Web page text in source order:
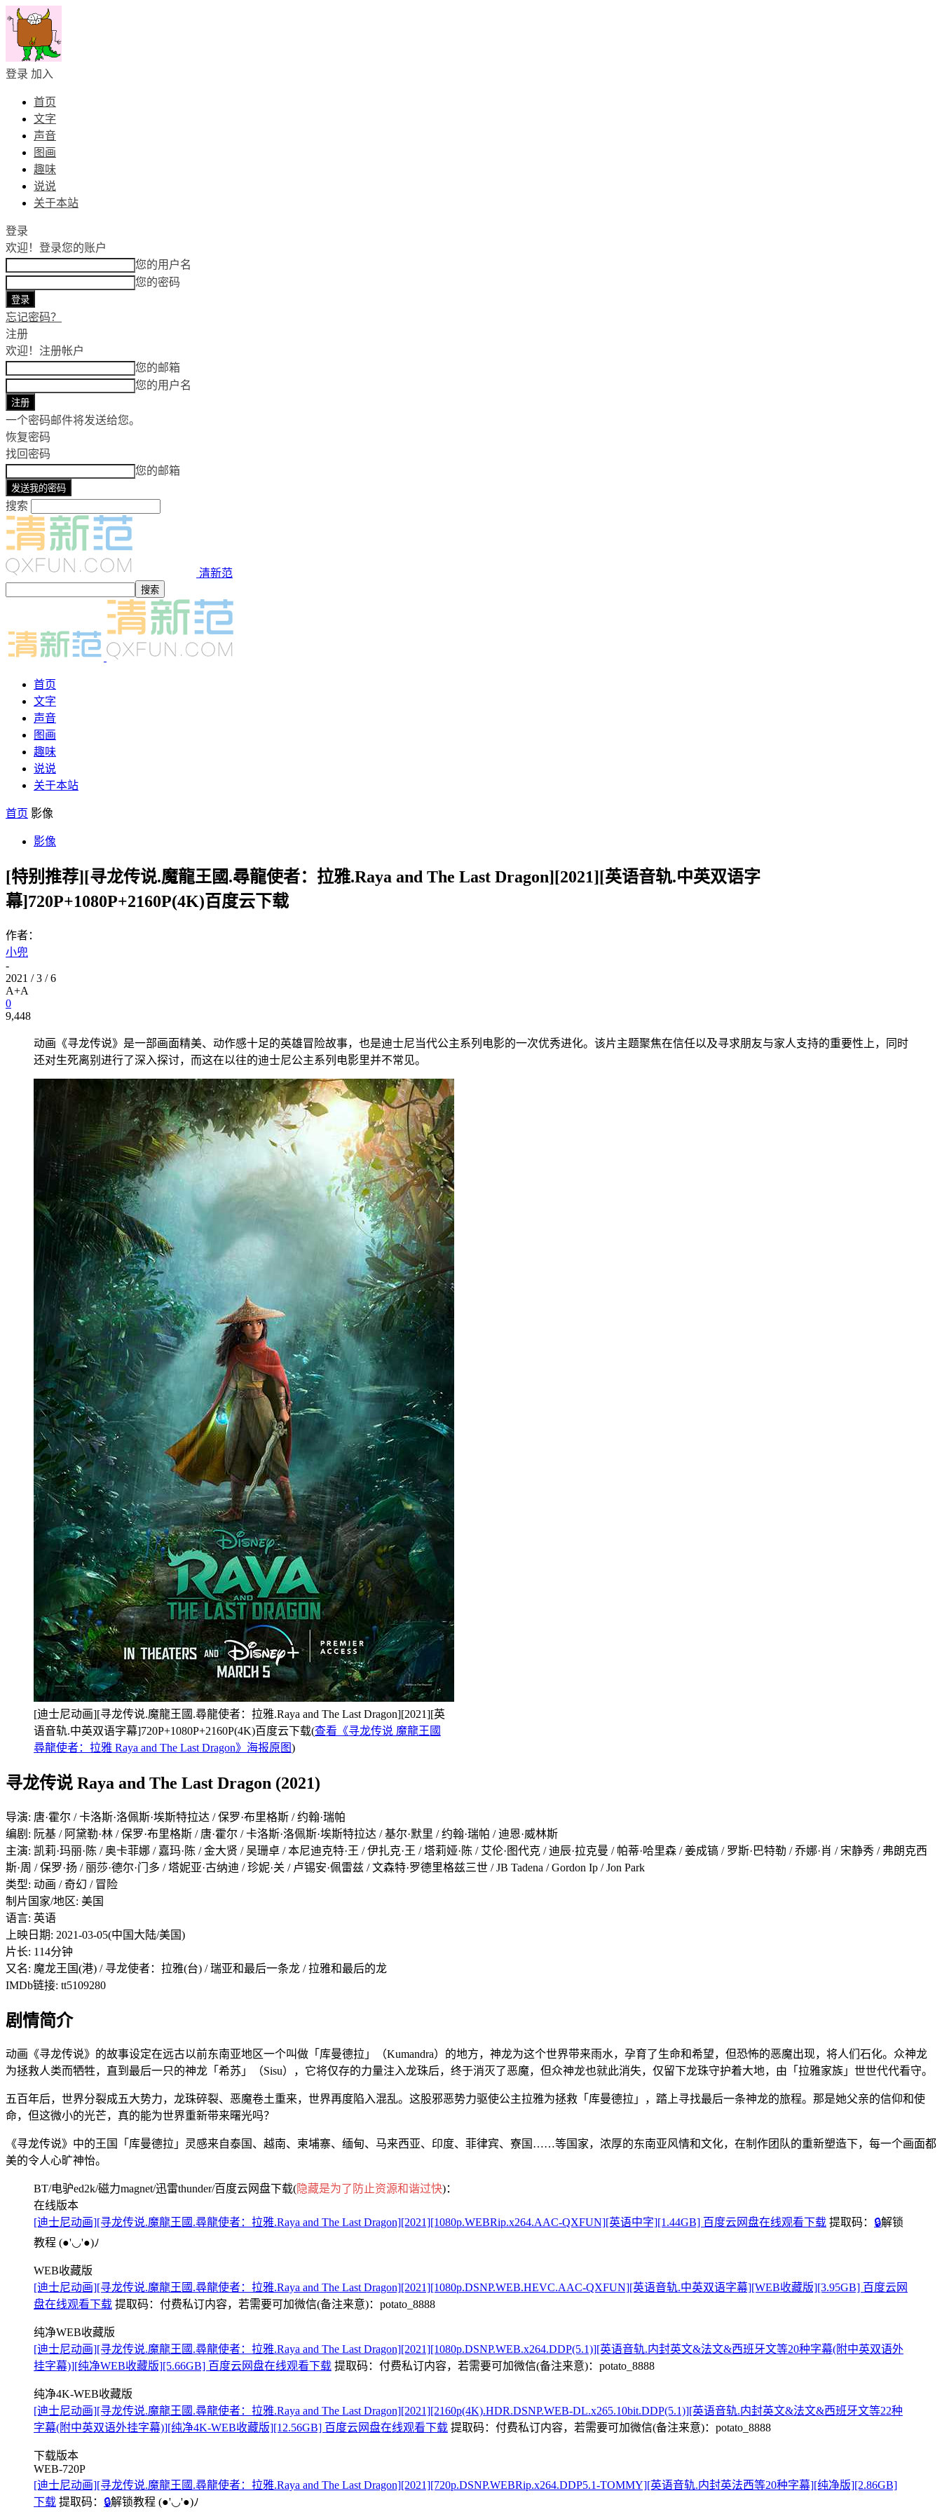
登录 加入
首页
文字
声音
图画
趣味
说说
关于本站
登录
欢迎！ 登录您的账户
您的用户名
您的密码
忘记密码？
注册
欢迎！ 注册帐户
您的邮箱
您的用户名
一个密码邮件将发送给您。
恢复密码
找回密码
您的邮箱
搜索
清新范
首页
文字
声音
图画
趣味
说说
关于本站
首页 影像
影像
[特别推荐][寻龙传说.魔龍王國.尋龍使者：拉雅.Raya and The Last Dragon][2021][英语音轨.中英双语字
幕]720P+1080P+2160P(4K)百度云下载
作者：
小兜
-
2021 / 3 / 6
A+A
0
9,448
动画《寻龙传说》是一部画面精美、动作感十足的英雄冒险故事，也是迪士尼当代公主系列电影的一次优秀进化。该片主题聚焦在信任以及寻求朋友与家人支持的重要性上，同时
还对生死离别进行了深入探讨，而这在以往的迪士尼公主系列电影里并不常见。
[迪士尼动画][寻龙传说.魔龍王國.尋龍使者：拉雅.Raya and The Last Dragon][2021][英
语音轨.中英双语字幕]720P+1080P+2160P(4K)百度云下载(查看《寻龙传说 魔龍王國
尋龍使者：拉雅 Raya and The Last Dragon》海报原图)
寻龙传说 Raya and The Last Dragon (2021)
导演: 唐·霍尔 / 卡洛斯·洛佩斯·埃斯特拉达 / 保罗·布里格斯 / 约翰·瑞帕
编剧: 阮基 / 阿黛勒·林 / 保罗·布里格斯 / 唐·霍尔 / 卡洛斯·洛佩斯·埃斯特拉达 / 基尔·默里 / 约翰·瑞帕 / 迪恩·威林斯
主演: 凯莉·玛丽·陈 / 奥卡菲娜 / 嘉玛·陈 / 金大贤 / 吴珊卓 / 本尼迪克特·王 / 伊扎克·王 / 塔莉娅·陈 / 艾伦·图代克 / 迪辰·拉克曼 / 帕蒂·哈里森 / 姜成镐 / 罗斯·巴特勒 / 乔娜·肖 / 宋静秀 / 弗朗克西
斯·周 / 保罗·扬 / 丽莎·德尔·门多 / 塔妮亚·古纳迪 / 珍妮·关 / 卢锡安·佩雷兹 / 文森特·罗德里格兹三世 / JB Tadena / Gordon Ip / Jon Park
类型: 动画 / 奇幻 / 冒险
制片国家/地区: 美国
语言: 英语
上映日期: 2021-03-05(中国大陆/美国)
片长: 114分钟
又名: 魔龙王国(港) / 寻龙使者：拉雅(台) / 瑞亚和最后一条龙 / 拉雅和最后的龙
IMDb链接: tt5109280
剧情简介
动画《寻龙传说》的故事设定在远古以前东南亚地区一个叫做「库曼德拉」（Kumandra）的地方，神龙为这个世界带来雨水，孕育了生命和希望，但恐怖的恶魔出现，将人们石化。众神龙
为拯救人类而牺牲，直到最后一只的神龙「希苏」（Sisu），它将仅存的力量注入龙珠后，终于消灭了恶魔，但众神龙也就此消失，仅留下龙珠守护着大地，由「拉雅家族」世世代代看守。
五百年后，世界分裂成五大势力，龙珠碎裂、恶魔卷土重来，世界再度陷入混乱。这股邪恶势力驱使公主拉雅为拯救「库曼德拉」，踏上寻找最后一条神龙的旅程。那是她父亲的信仰和使
命，但这微小的光芒，真的能为世界重新带来曙光吗？
《寻龙传说》中的王国「库曼德拉」灵感来自泰国、越南、柬埔寨、缅甸、马来西亚、印度、菲律宾、寮国……等国家，浓厚的东南亚风情和文化，在制作团队的重新塑造下，每一个画面都
美的令人心旷神怡。
BT/电驴ed2k/磁力magnet/迅雷thunder/百度云网盘下载(隐藏是为了防止资源和谐过快)：
在线版本
[迪士尼动画][寻龙传说.魔龍王國.尋龍使者：拉雅.Raya and The Last Dragon][2021][1080p.WEBRip.x264.AAC-QXFUN][英语中字][1.44GB] 百度云网盘在线观看下载 提取码： 🔒解锁
教程 (●'◡'●)ﾉ
WEB收藏版
[迪士尼动画][寻龙传说.魔龍王國.尋龍使者：拉雅.Raya and The Last Dragon][2021][1080p.DSNP.WEB.HEVC.AAC-QXFUN][英语音轨.中英双语字幕][WEB收藏版][3.95GB] 百度云网
盘在线观看下载 提取码： 付费私订内容，若需要可加微信(备注来意)：potato_8888
纯净WEB收藏版
[迪士尼动画][寻龙传说.魔龍王國.尋龍使者：拉雅.Raya and The Last Dragon][2021][1080p.DSNP.WEB.x264.DDP(5.1)][英语音轨.内封英文&法文&西班牙文等20种字幕(附中英双语外
挂字幕)][纯净WEB收藏版][5.66GB] 百度云网盘在线观看下载 提取码： 付费私订内容，若需要可加微信(备注来意)：potato_8888
纯净4K-WEB收藏版
[迪士尼动画][寻龙传说.魔龍王國.尋龍使者：拉雅.Raya and The Last Dragon][2021][2160p(4K).HDR.DSNP.WEB-DL.x265.10bit.DDP(5.1)][英语音轨.内封英文&法文&西班牙文等22种
字幕(附中英双语外挂字幕)][纯净4K-WEB收藏版][12.56GB] 百度云网盘在线观看下载 提取码： 付费私订内容，若需要可加微信(备注来意)：potato_8888
下载版本
WEB-720P
[迪士尼动画][寻龙传说.魔龍王國.尋龍使者：拉雅.Raya and The Last Dragon][2021][720p.DSNP.WEBRip.x264.DDP5.1-TOMMY][英语音轨.内封英法西等20种字幕][纯净版][2.86GB]
下载 提取码： 🔒解锁教程 (●'◡'●)ﾉ